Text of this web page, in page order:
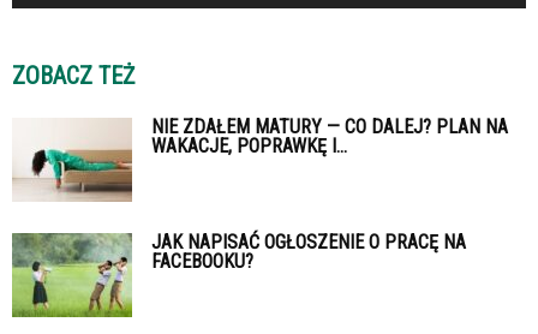
ZOBACZ TEŻ
NIE ZDAŁEM MATURY — CO DALEJ? PLAN NA
WAKACJE, POPRAWKĘ I...
JAK NAPISAĆ OGŁOSZENIE O PRACĘ NA
FACEBOOKU?